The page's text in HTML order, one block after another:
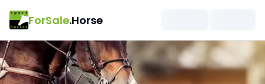
ForSale.Horse